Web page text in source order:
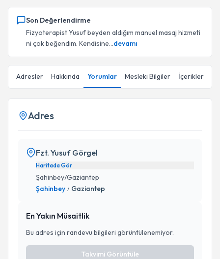
Son Değerlendirme
Fizyoterapist Yusuf beyden aldığım manuel masaj hizmeti
ni çok beğendim. Kendisine...devamı
Adresler Hakkında Yorumlar Mesleki Bilgiler İçerikler
Adres
Fzt. Yusuf Görgel
Haritada Gör
Şahinbey/Gaziantep
Şahinbey / Gaziantep
En Yakın Müsaitlik
Bu adres için randevu bilgileri görüntülenemiyor.
Takvimi Görüntüle